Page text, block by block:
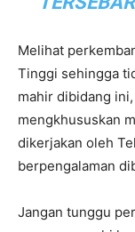
Melihat
Tinggi sehingga
mahir dibidang
mengkhususkan
dikerjakan oleh
berpengalaman
Jangan tunggu